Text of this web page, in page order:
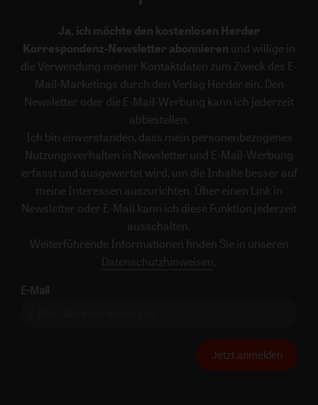
Ja, ich möchte den kostenlosen Herder
Korrespondenz-Newsletter abonnieren und willige in
die Verwendung meiner Kontaktdaten zum Zweck des E-
Mail-Marketings durch den Verlag Herder ein. Den
Newsletter oder die E-Mail-Werbung kann ich jederzeit
abbestellen.
Ich bin einverstanden, dass mein personenbezogenes
Nutzungsverhalten in Newsletter und E-Mail-Werbung
erfasst und ausgewertet wird, um die Inhalte besser auf
meine Interessen auszurichten. Über einen Link in
Newsletter oder E-Mail kann ich diese Funktion jederzeit
ausschalten.
Weiterführende Informationen finden Sie in unseren
Datenschutzhinweisen .
E-Mail
Jetzt anmelden